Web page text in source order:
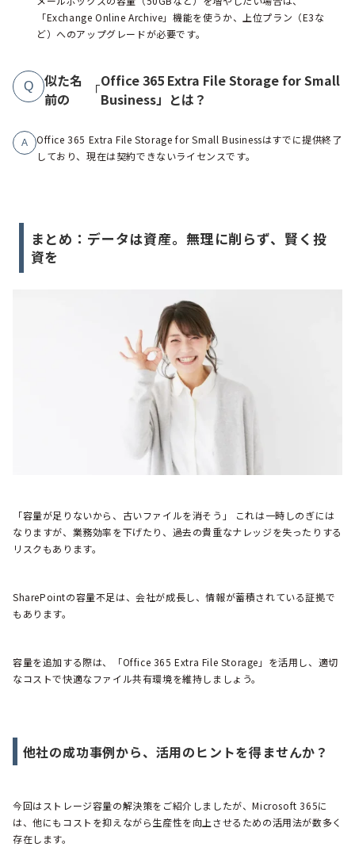
「Exchange Online Archive」機能を使うか、上位プラン（E3な
ど）へのアップグレードが必要です。
Q
似た名
前の
「Office 365 Extra File Storage for Small
Business」とは？
A
Office 365 Extra File Storage for Small Businessはすでに提供終了
しており、現在は契約できないライセンスです。
まとめ：データは資産。無理に削らず、賢く投
資を
「容量が足りないから、古いファイルを消そう」 これは一時しのぎには
なりますが、業務効率を下げたり、過去の貴重なナレッジを失ったりする
リスクもあります。
SharePointの容量不足は、会社が成長し、情報が蓄積されている証拠で
もあります。
容量を追加する際は、「Office 365 Extra File Storage」を活用し、適切
なコストで快適なファイル共有環境を維持しましょう。
他社の成功事例から、活用のヒントを得ませんか？
今回はストレージ容量の解決策をご紹介しましたが、Microsoft 365に
は、他にもコストを抑えながら生産性を向上させるための活用法が数多く
存在します。